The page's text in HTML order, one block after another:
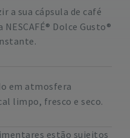
a sua cápsula de café
Dolce Gusto®
em atmosfera
limpo, fresco e seco.
estão sujeitos